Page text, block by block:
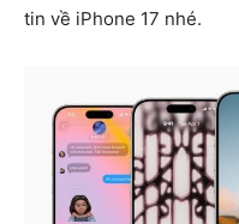
tin về iPhone 17 nhé.